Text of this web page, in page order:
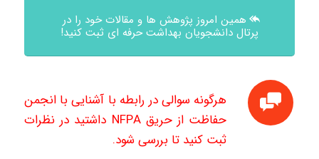
همین امروز پژوهش ها و مقالات خود را در
پرتال دانشجویان بهداشت حرفه ای ثبت کنید!
هرگونه سوالی در رابطه با آشنایی با انجمن
حفاظت از حریق NFPA داشتید در نظرات
ثبت کنید تا بررسی شود.